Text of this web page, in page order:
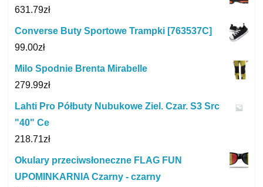
631.79zł
Converse Buty Sportowe Trampki [763537C]
99.00zł
Milo Spodnie Brenta Mirabelle
279.99zł
Lahti Pro Półbuty Nubukowe Ziel. Czar. S3 Src
"40" Ce
218.71zł
Okulary przeciwsłoneczne FLAG FUN
UPOMINKARNIA Czarny - czarny